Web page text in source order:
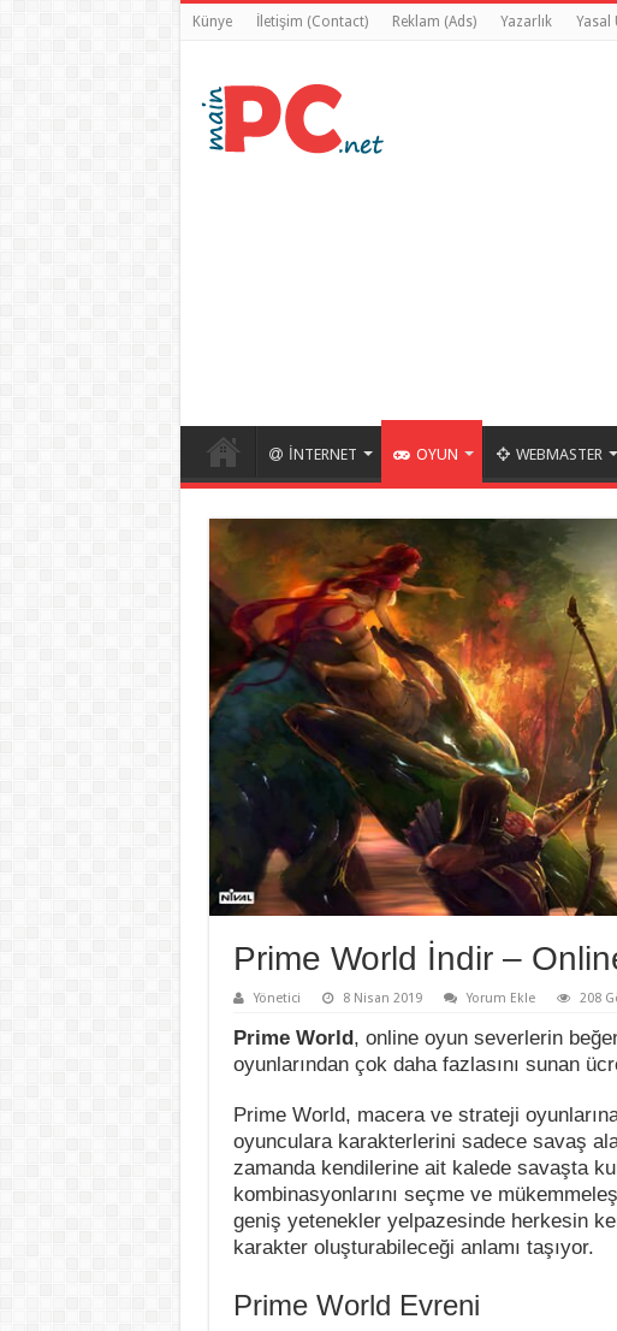
Künye İletişim (Contact) Reklam (Ads) Yazarlık Yasal
İNTERNET OYUN WEBMASTER
Prime World İndir –
Yönetici 8 Nisan 2019 Yorum Ekle 208
Prime World, online oyun severlerin
oyunlarından çok daha fazlasını sunan
Prime World, macera ve strateji
oyunculara karakterlerini sadece savaş
zamanda kendilerine ait kalede savaşta
kombinasyonlarını seçme ve
geniş yetenekler yelpazesinde herkesin
karakter oluşturabileceği anlamı taşıyor.
Prime World Evreni